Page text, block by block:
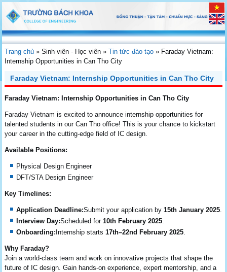
Trang chủ »Sinh viên - Học viên »Tin tức đào tạo » Faraday Vietnam:
Internship Opportunities in Can Tho City
Faraday Vietnam: Internship Opportunities in Can Tho City
Faraday Vietnam: Internship Opportunities in Can Tho City
Faraday Vietnam is excited to announce internship opportunities for
talented students in our Can Tho office! This is your chance to kickstart
your career in the cutting-edge field of IC design.
Available Positions:
Physical Design Engineer
DFT/STA Design Engineer
Key Timelines:
Application Deadline:Submit your application by15th January 2025
Interview Day:Scheduled for10th February 2025
Onboarding: Internship starts17th–22nd February 2025
Why Faraday?
Join a world-class team and work on innovative projects that shape the
future of IC design. Gain hands-on experience, expert mentorship, and a